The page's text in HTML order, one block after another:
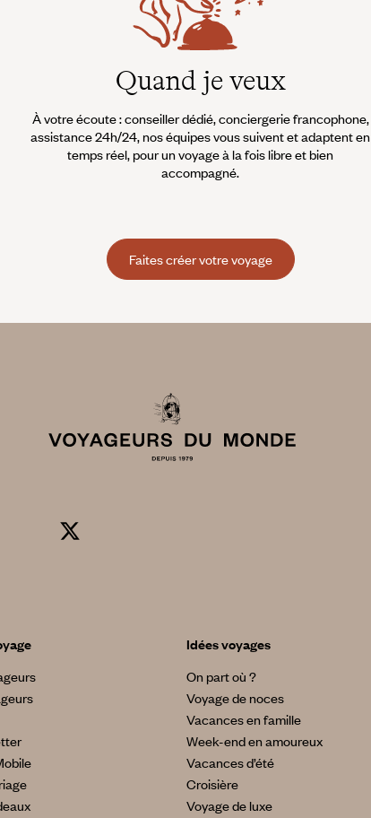
Quand je veux
À votre écoute : conseiller dédié, conciergerie francophone,
assistance 24h/24, nos équipes vous suivent et adaptent en
temps réel, pour un voyage à la fois libre et bien
accompagné.
Faites créer votre voyage
Idées voyages
On part où ?
Voyage de noces
Vacances en famille
Week-end en amoureux
Vacances d’été
Croisière
Voyage de luxe